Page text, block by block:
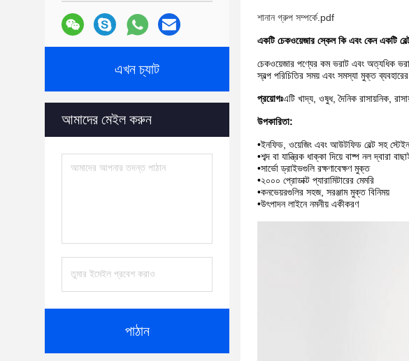
এখন চ্যাট
আমাদের মেইল ​​করুন
পাঠান
শানান গ্রুপ সম্পর্কে.pdf
একটি চেকওয়েজার স্কেল কি এবং কেন একটি
চেকওয়েজার পণ্যের কম ভরাট এবং অত্যধিক
স্বল্প পরিচিতির সময় এবং সমস্যা মুক্ত
প্রয়োগঃএটি খাদ্য, ওষুধ, দৈনিক রাসায়নিক,
উপকারিতা:
•ইনফিড, ওয়েজিং এবং আউটফিড বেল্ট সহ
•শব্দ বা যান্ত্রিক ধাক্কা দিয়ে বাষ্প নল দ্বারা
•সার্ভো ড্রাইভগুলি রক্ষণাবেক্ষণ মুক্ত
•২০০০ প্রোডাক্ট প্যারামিটারের মেমরি
•কনভেয়রগুলির সহজ, সরঞ্জাম মুক্ত বিনিময়
•উৎপাদন লাইনে নমনীয় একীকরণ